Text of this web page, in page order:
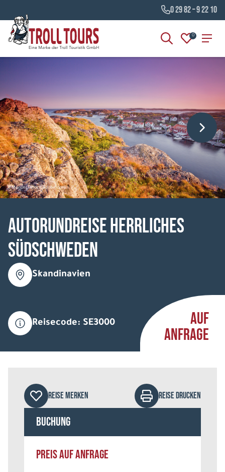
0 29 82 – 9 22 10
0
©Manuel - stock.adobe.com
Autorundreise Herrliches
Südschweden
Skandinavien
Reisecode: SE3000
AUF
ANFRAGE
REISE MERKEN REISE DRUCKEN
Buchung
PREIS AUF ANFRAGE